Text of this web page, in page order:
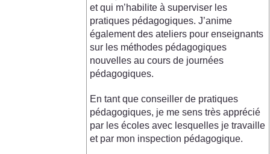
et qui m’habilite à superviser les
pratiques pédagogiques. J’anime
également des ateliers pour enseignants
sur les méthodes pédagogiques
nouvelles au cours de journées
pédagogiques.
En tant que conseiller de pratiques
pédagogiques, je me sens très apprécié
par les écoles avec lesquelles je travaille
et par mon inspection pédagogique.